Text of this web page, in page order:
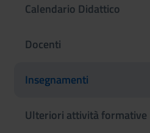
Calendario Didattico
Docenti
Insegnamenti
Ulteriori attività formative